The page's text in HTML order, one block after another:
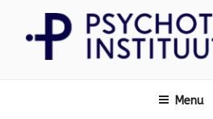
naar
Menu